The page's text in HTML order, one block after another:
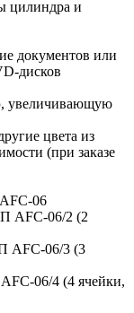
цилиндра и
документов или
дисков
увеличивающую
цвета из
(при заказе
06
AFC-06/2 (2
AFC-06/3 (3
06/4 (4 ячейки,